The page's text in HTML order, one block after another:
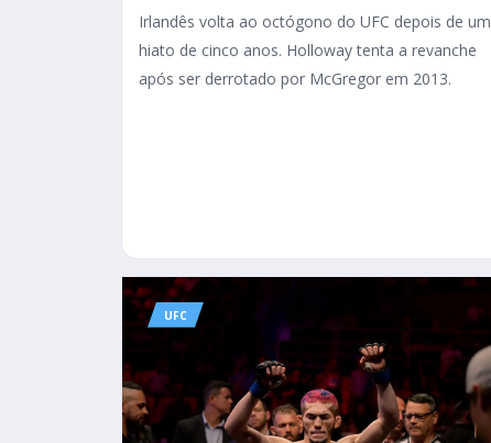
Irlandês volta ao octógono do UFC depois de um
hiato de cinco anos. Holloway tenta a revanche
após ser derrotado por McGregor em 2013.
UFC